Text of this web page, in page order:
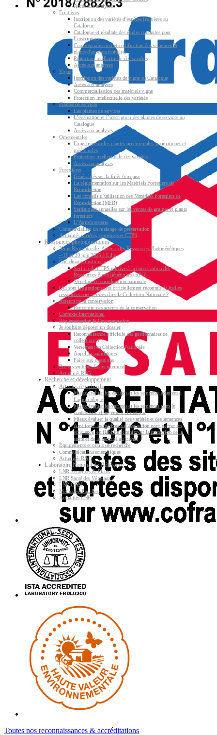
Toutes nos reconnaissances & accréditations
Accès aux analyses
Fruitières
Inscription des variétés d’espèces fruitières au
Catalogue
Catalogue et résultats des études conduites pour
l’inscription
Commercialisation et certification des semences &
plants d’espèces fruitières
Protection intellectuelle des variétés
Accès aux analyses
Vigne
Inscription des variétés de vigne au Catalogue
Accès aux analyses
Commercialisation des matériels vigne
Protection intellectuelle des variétés
Plantes de services
Les plantes de services
L’évaluation et l’inscription des plantes de services au
Catalogue
Accès aux analyses
Ornementales
Expertises sur les plantes ornementales, aromatiques et
médicinales
Protection intellectuelle des variétés
Accès aux analyses
Forestières
Généralités sur la forêt française
La réglementation sur les Matériels Forestiers de
Reproduction
Les conseils d’utilisation des Matériels Forestiers de
Reproduction (MFR)
Statistiques annuelles sur les ventes de graines et plants
forestiers
L’Agroforesterie
Commercialiser un mélange de préservation
Actualités variétés, semences et CTPS
Ressources phytogénétiques
3ème Rencontre des Acteurs des Ressources Phytogénétiques
– 19 et 20 juin 2025 à Lille
Coordination nationale
Section du CTPS relative à la conservation des
Ressources PhytoGénétiques (RPG)
Structure de coordination nationale
Qui sont les gestionnaires officiellement reconnus ? Quelles
ressources sont versées dans la Collection Nationale ?
Acteurs de la conservation
Rencontre des acteurs de la conservation
Contexte international
Réglementation & Documentation
Je souhaite déposer un dossier
Reconnaissance officielle des gestionnaires de
collection(s)
Versement en Collection Nationale
Appel à candidatures
Foire aux questions
Projets soutenus financièrement
Actualités RPG
Recherche et développement
Activités de recherche
Mieux évaluer les variétés et les semences adaptées à
l’agroécologie
Mieux évaluer les variétés et les semences dans le
contexte du changement climatique
Mieux évaluer la qualité des variétés et des semences
Améliorer les méthodes d’évaluation pour gagner en
efficience, en fiabilité et renforcer la protection de la
santé et de la sécurité au travail
Équipements et outils de recherche
Communications scientifiques
Actualités R&D
Laboratoire National de Référence
LNR Semences & Plants
LNR Santé des Végétaux
LNR OGM
Méthodes d’analyse
Actualités LNR